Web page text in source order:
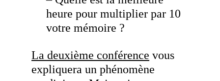
heure pour multiplier par 10
votre mémoire ?
La deuxième conférence vous
expliquera un phénomène